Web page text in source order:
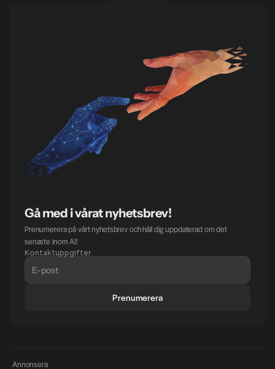
Gå med i vårat nyhetsbrev!
Prenumerera på vårt nyhetsbrev och håll dig uppdaterad om det
senaste inom AI!
Kontaktuppgifter
Prenumerera
Annonsera